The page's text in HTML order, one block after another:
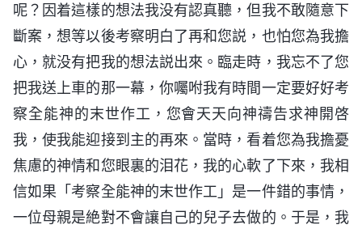
呢？因着這樣的想法我没有認真聽，但我不敢隨意下
斷案，想等以後考察明白了再和您説，也怕您為我擔
心，就没有把我的想法説出來。臨走時，我忘不了您
把我送上車的那一幕，你囑咐我有時間一定要好好考
察全能神的末世作工，您會天天向神禱告求神開啓
我，使我能迎接到主的再來。當時，看着您為我擔憂
焦慮的神情和您眼裏的泪花，我的心軟了下來，我相
信如果「考察全能神的末世作工」是一件錯的事情，
一位母親是絶對不會讓自己的兒子去做的。于是，我